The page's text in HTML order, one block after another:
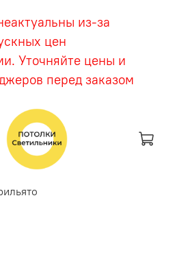
из-за
цен
Уточняйте цены и
перед заказом